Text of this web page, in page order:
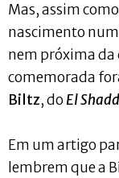
Mas, assim
nascimento
nem próxima da
comemorada
Biltz, do El
Em um artigo
lembrem que a